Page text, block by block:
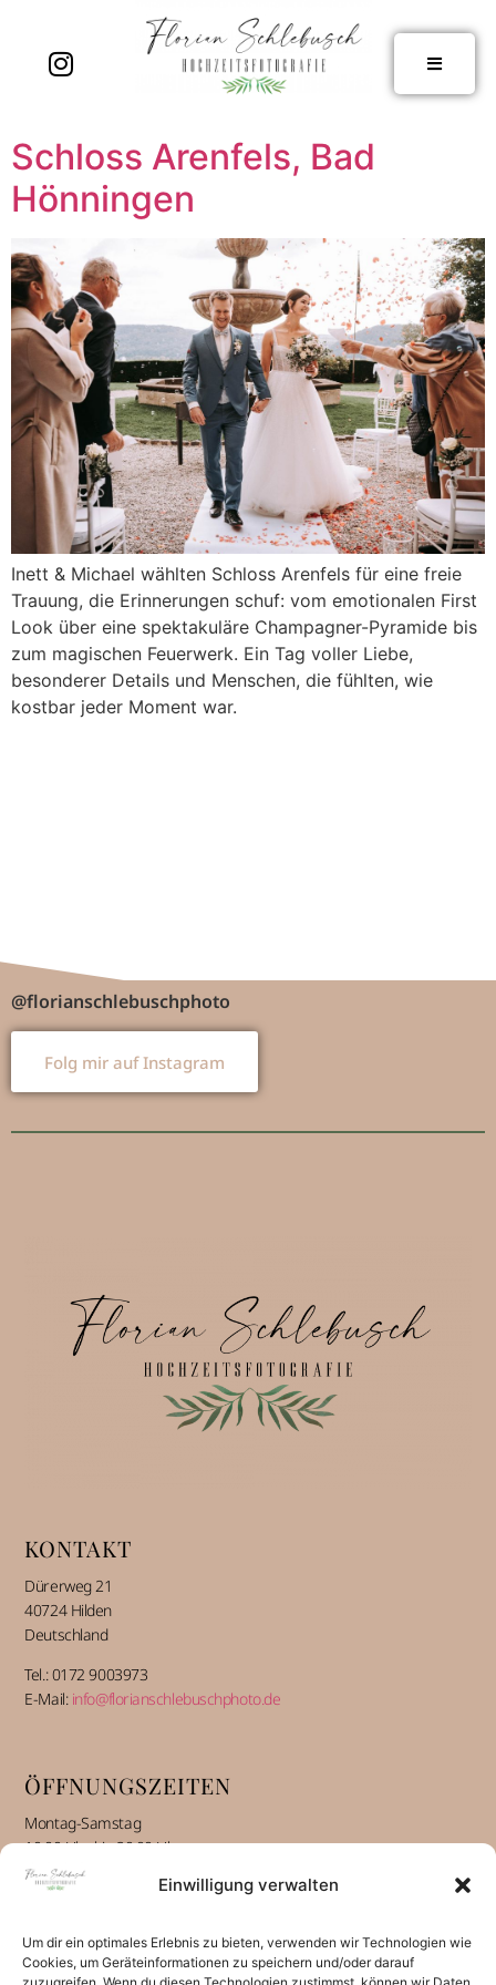
Einwilligung verwalten
Um dir ein optimales Erlebnis zu bieten, verwenden wir Technologien wie
Cookies, um Geräteinformationen zu speichern und/oder darauf
Schloss Arenfels, Bad
Hönningen
Inett & Michael wählten Schloss Arenfels für eine freie
Trauung, die Erinnerungen schuf: vom emotionalen First
Look über eine spektakuläre Champagner-Pyramide bis
zum magischen Feuerwerk. Ein Tag voller Liebe,
besonderer Details und Menschen, die fühlten, wie
kostbar jeder Moment war.
@florianschlebuschphoto
Folg mir auf Instagram
KONTAKT
Dürerweg 21
40724 Hilden
Deutschland
Tel.: 0172 9003973
E-Mail:info@florianschlebuschphoto.de
ÖFFNUNGSZEITEN
Montag-Samstag
10:00 Uhr bis 20:00 Uhr
INFORMATIONEN
Über mich alt